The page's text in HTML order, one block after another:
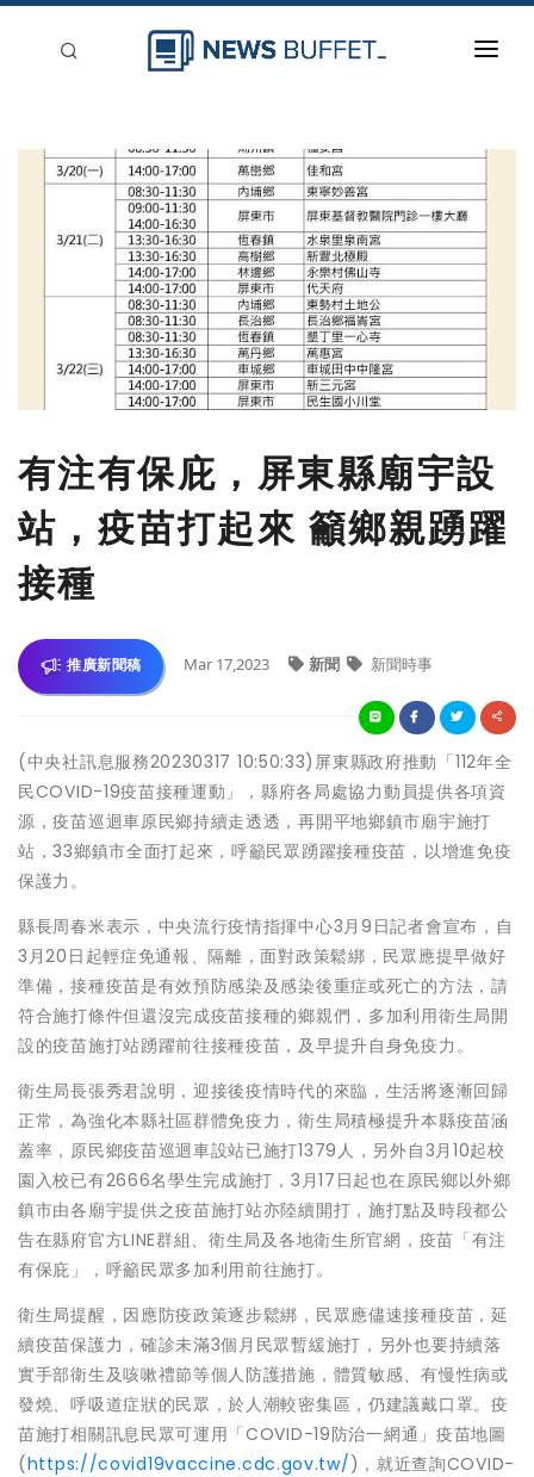
新聞稿分類
有注有保庇，屏東縣廟宇設
站，疫苗打起來 籲鄉親踴躍
接種
推廣新聞稿 Mar 17,2023 新聞 新聞時事
(中央社訊息服務20230317 10:50:33)屏東縣政府推動「112年全
民COVID-19疫苗接種運動」，縣府各局處協力動員提供各項資
源，疫苗巡迴車原民鄉持續走透透，再開平地鄉鎮市廟宇施打
站，33鄉鎮市全面打起來，呼籲民眾踴躍接種疫苗，以增進免疫
保護力。
縣長周春米表示，中央流行疫情指揮中心3月9日記者會宣布，自
3月20日起輕症免通報、隔離，面對政策鬆綁，民眾應提早做好
準備，接種疫苗是有效預防感染及感染後重症或死亡的方法，請
符合施打條件但還沒完成疫苗接種的鄉親們，多加利用衛生局開
設的疫苗施打站踴躍前往接種疫苗，及早提升自身免疫力。
衛生局長張秀君說明，迎接後疫情時代的來臨，生活將逐漸回歸
正常，為強化本縣社區群體免疫力，衛生局積極提升本縣疫苗涵
蓋率，原民鄉疫苗巡迴車設站已施打1379人，另外自3月10起校
園入校已有2666名學生完成施打，3月17日起也在原民鄉以外鄉
鎮市由各廟宇提供之疫苗施打站亦陸續開打，施打點及時段都公
告在縣府官方LINE群組、衛生局及各地衛生所官網，疫苗「有注
有保庇」，呼籲民眾多加利用前往施打。
衛生局提醒，因應防疫政策逐步鬆綁，民眾應儘速接種疫苗，延
續疫苗保護力，確診未滿3個月民眾暫緩施打，另外也要持續落
實手部衛生及咳嗽禮節等個人防護措施，體質敏感、有慢性病或
發燒、呼吸道症狀的民眾，於人潮較密集區，仍建議戴口罩。疫
苗施打相關訊息民眾可運用「COVID-19防治一網通」疫苗地圖
(https://covid19vaccine.cdc.gov.tw/)，就近查詢COVID-